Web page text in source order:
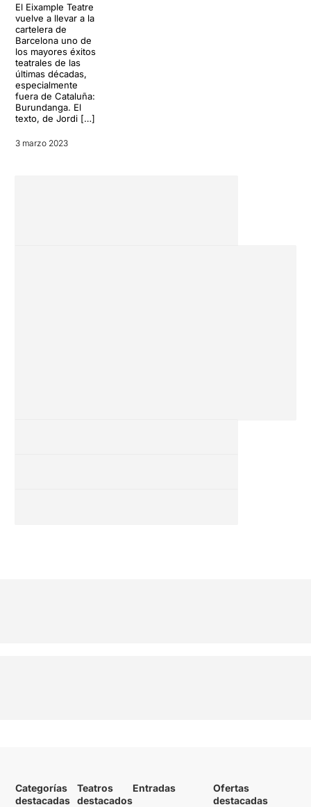
El Eixample Teatre
vuelve a llevar a la
cartelera de
Barcelona uno de
los mayores éxitos
teatrales de las
últimas décadas,
especialmente
fuera de Cataluña:
Burundanga. El
texto, de Jordi […]
3 marzo 2023
Categorías
destacadas
Teatros
destacados
Entradas
Ofertas
destacadas